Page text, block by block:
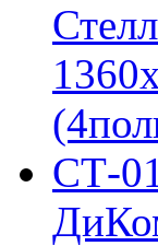
СТ-